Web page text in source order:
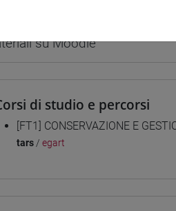
su Moodle
di studio e percorsi
[FT1] CONSERVAZIONE E
tars / egart